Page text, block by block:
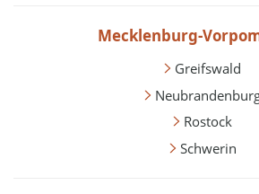
Mecklenburg-
Greifswald
Rostock
Schwerin